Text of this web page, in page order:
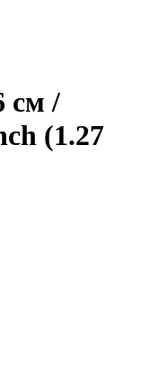
см /
(1.27